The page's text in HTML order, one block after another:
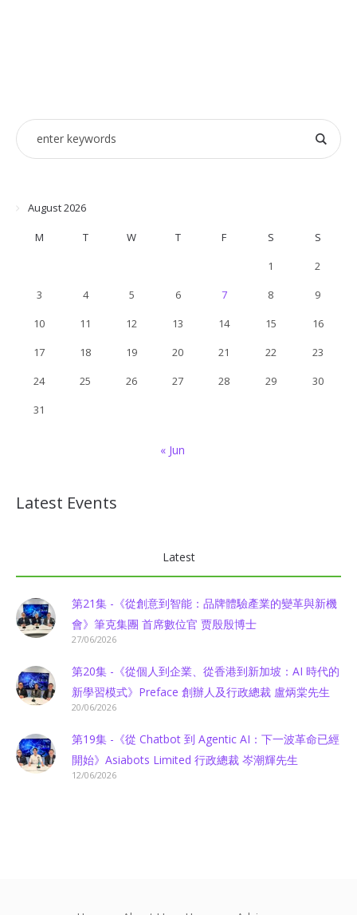
August 2026
M T W T F S
S
1
2
3
4 5 6 7 8
9
10
11 12 13 14 15
16
17
18 19 20 21 22
23
24
25 26 27 28 29
30
31
« Jun
Latest Events
Latest
第21集 -《從創意到智能：品牌體驗產業的變革與新機
會》筆克集團 首席數位官 贾殷殷博士
27/06/2026
第20集 -《從個人到企業、從香港到新加坡：AI 時代的
新學習模式》Preface 創辦人及行政總裁 盧炳棠先生
20/06/2026
第19集 -《從 Chatbot 到 Agentic AI：下一波革命已經
開始》Asiabots Limited 行政總裁 岑潮輝先生
12/06/2026